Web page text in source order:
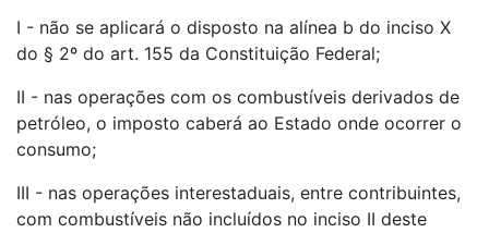
I - não se aplicará o disposto na alínea b do inciso X
do § 2º do art. 155 da Constituição Federal;
II - nas operações com os combustíveis derivados de
petróleo, o imposto caberá ao Estado onde ocorrer o
consumo;
III - nas operações interestaduais, entre contribuintes,
com combustíveis não incluídos no inciso II deste